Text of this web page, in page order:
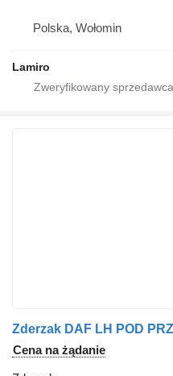
Polska, Wołomin
Lamiro
Cena na żądanie